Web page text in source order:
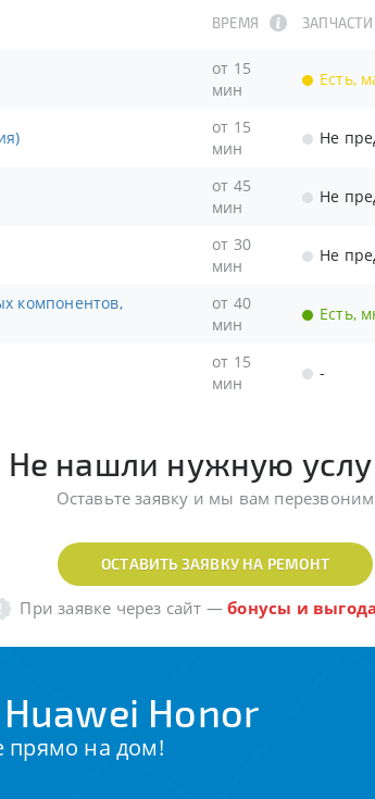
ВРЕМЯ ЗАПЧАСТИ
от 15
мин
Есть,
от 15
мин
Не
от 45
мин
Не
от 30
мин
Не
от 40
мин
Есть,
от 15
мин
-
Не нашли нужную
Оставьте заявку и мы вам перезвоним
ОСТАВИТЬ ЗАЯВКУ НА РЕМОНТ
При заявке через сайт —бонусы и
Honor
прямо на дом!